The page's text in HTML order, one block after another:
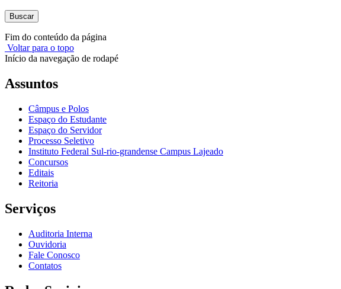
Buscar
Fim do conteúdo da página
Voltar para o topo
Início da navegação de rodapé
Assuntos
Câmpus e Polos
Espaço do Estudante
Espaço do Servidor
Processo Seletivo
Instituto Federal Sul-rio-grandense Campus Lajeado
Concursos
Editais
Reitoria
Serviços
Auditoria Interna
Ouvidoria
Fale Conosco
Contatos